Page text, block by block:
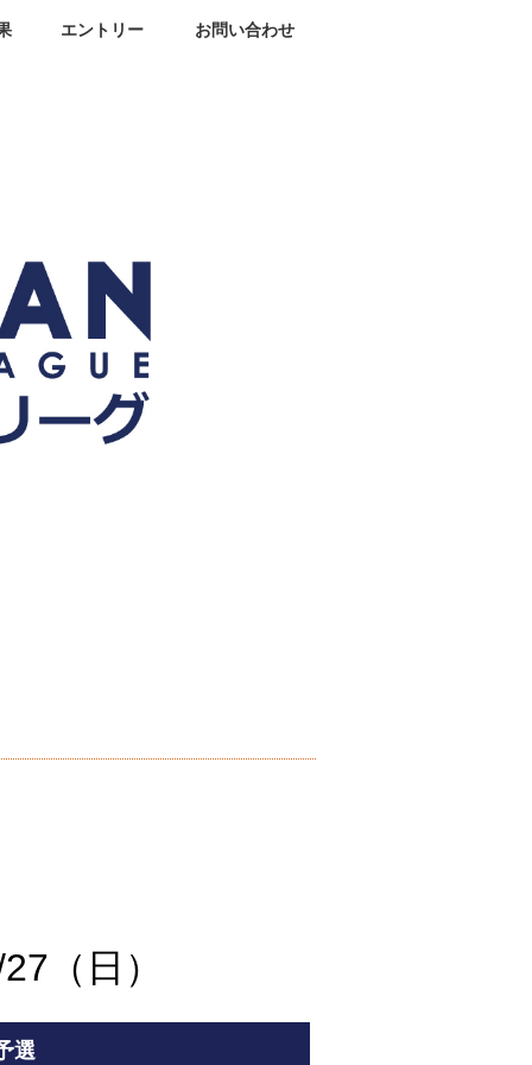
エントリー お問い合わせ
（日）
選